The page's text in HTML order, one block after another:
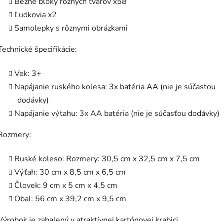
Ľudkovia x2
Samolepky s rôznymi obrázkami
špecifikácie:
Vek: 3+
Napájanie ruského kolesa: 3x batéria AA (nie je súčasťou
dodávky)
Napájanie výťahu: 3x AA batéria (nie je súčasťou dodávky)
Ruské koleso: Rozmery: 30,5 cm x 32,5 cm x 7,5 cm
Výťah: 30 cm x 8,5 cm x 6,5 cm
Človek: 9 cm x 5 cm x 4,5 cm
Obal: 56 cm x 39,2 cm x 9,5 cm